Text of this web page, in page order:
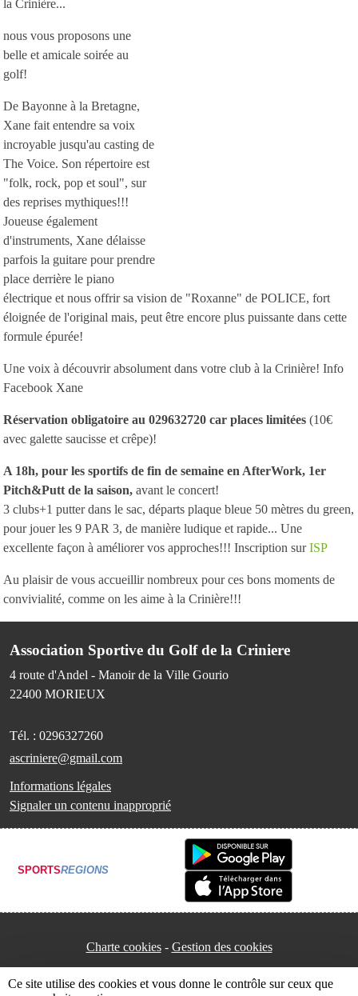
la Crinière...
nous vous proposons une
belle et amicale soirée au
golf!
De Bayonne à la Bretagne,
Xane fait entendre sa voix
incroyable jusqu'au casting de
The Voice. Son répertoire est
"folk, rock, pop et soul", sur
des reprises mythiques!!!
Joueuse également
d'instruments, Xane délaisse
parfois la guitare pour prendre
place derrière le piano
électrique et nous offrir sa vision de "Roxanne" de POLICE, fort
éloignée de l'original mais, peut être encore plus puissante dans cette
formule épurée!
Une voix à découvrir absolument dans votre club à la Crinière! Info
Facebook Xane
Réservation obligatoire au 029632720 car places limitées (10€
avec galette saucisse et crêpe)!
A 18h, pour les sportifs de fin de semaine en AfterWork, 1er
Pitch&Putt de la saison, avant le concert!
3 clubs+1 putter dans le sac, départs plaque bleue 50 mètres du green,
pour jouer les 9 PAR 3, de manière ludique et rapide... Une
excellente façon à améliorer vos approches!!! Inscription surISP
Au plaisir de vous accueillir nombreux pour ces bons moments de
convivialité, comme on les aime à la Crinière!!!
Association Sportive du Golf de la Criniere
4 route d'Andel - Manoir de la Ville Gourio
22400 MORIEUX
Tél. : 0296327260
ascriniere@gmail.com
Informations légales
Signaler un contenu inapproprié
SPORTSREGIONS
Charte cookies Gestion des cookies
Ce site utilise des cookies et vous donne le contrôle sur ceux que